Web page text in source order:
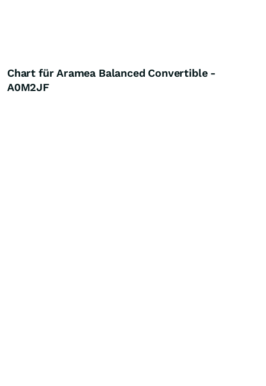
Chart für Aramea Balanced Convertible -
A0M2JF